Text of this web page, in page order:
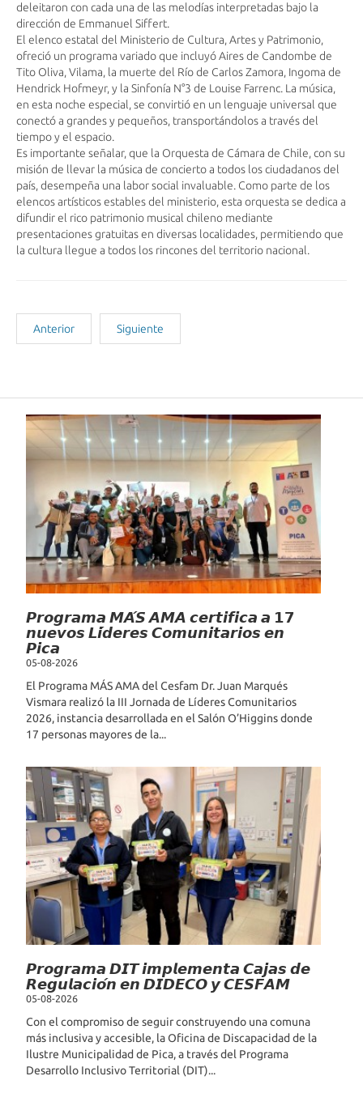
deleitaron con cada una de las melodías interpretadas bajo la
dirección de Emmanuel Siffert.
El elenco estatal del Ministerio de Cultura, Artes y Patrimonio,
ofreció un programa variado que incluyó Aires de Candombe de
Tito Oliva, Vilama, la muerte del Río de Carlos Zamora, Ingoma de
Hendrick Hofmeyr, y la Sinfonía N°3 de Louise Farrenc. La música,
en esta noche especial, se convirtió en un lenguaje universal que
conectó a grandes y pequeños, transportándolos a través del
tiempo y el espacio.
Es importante señalar, que la Orquesta de Cámara de Chile, con su
misión de llevar la música de concierto a todos los ciudadanos del
país, desempeña una labor social invaluable. Como parte de los
elencos artísticos estables del ministerio, esta orquesta se dedica a
difundir el rico patrimonio musical chileno mediante
presentaciones gratuitas en diversas localidades, permitiendo que
la cultura llegue a todos los rincones del territorio nacional.
Anterior Siguiente
𝙋𝙧𝙤𝙜𝙧𝙖𝙢𝙖 𝙈𝘼́𝙎 𝘼𝙈𝘼 𝙘𝙚𝙧𝙩𝙞𝙛𝙞𝙘𝙖 𝙖 𝟭𝟳
𝙣𝙪𝙚𝙫𝙤𝙨 𝙇𝙞́𝙙𝙚𝙧𝙚𝙨 𝘾𝙤𝙢𝙪𝙣𝙞𝙩𝙖𝙧𝙞𝙤𝙨 𝙚𝙣
𝙋𝙞𝙘𝙖
05-08-2026
El Programa MÁS AMA del Cesfam Dr. Juan Marqués
Vismara realizó la III Jornada de Líderes Comunitarios
2026, instancia desarrollada en el Salón O’Higgins donde
17 personas mayores de la...
𝙋𝙧𝙤𝙜𝙧𝙖𝙢𝙖 𝘿𝙄𝙏 𝙞𝙢𝙥𝙡𝙚𝙢𝙚𝙣𝙩𝙖 𝘾𝙖𝙟𝙖𝙨 𝙙𝙚
𝙍𝙚𝙜𝙪𝙡𝙖𝙘𝙞𝙤́𝙣 𝙚𝙣 𝘿𝙄𝘿𝙀𝘾𝙊 𝙮 𝘾𝙀𝙎𝙁𝘼𝙈
05-08-2026
Con el compromiso de seguir construyendo una comuna
más inclusiva y accesible, la Oficina de Discapacidad de la
Ilustre Municipalidad de Pica, a través del Programa
Desarrollo Inclusivo Territorial (DIT)...